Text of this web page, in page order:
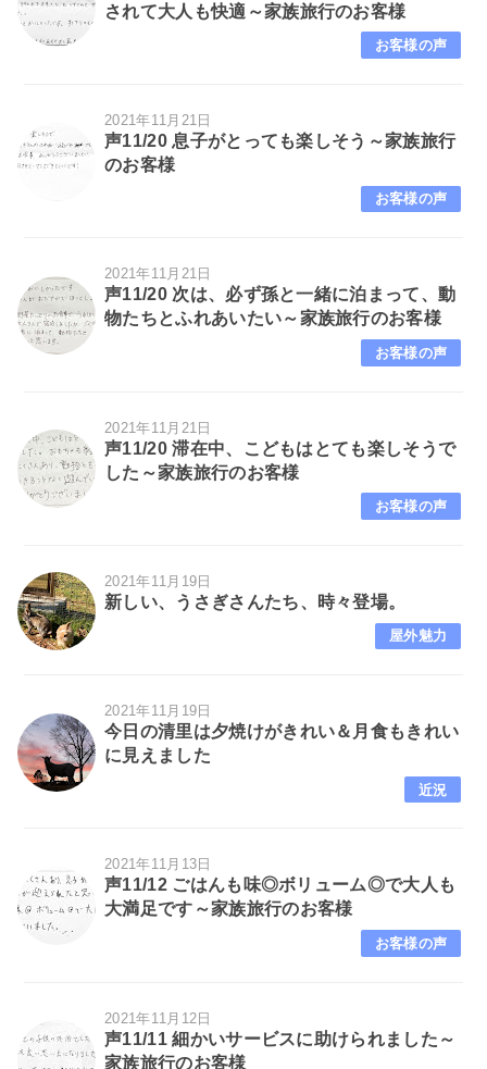
されて大人も快適～家族旅行のお客様
お客様の声
2021年11月21日
声11/20 息子がとっても楽しそう～家族旅行
のお客様
お客様の声
2021年11月21日
声11/20 次は、必ず孫と一緒に泊まって、動
物たちとふれあいたい～家族旅行のお客様
お客様の声
2021年11月21日
声11/20 滞在中、こどもはとても楽しそうで
した～家族旅行のお客様
お客様の声
2021年11月19日
新しい、うさぎさんたち、時々登場。
屋外魅力
2021年11月19日
今日の清里は夕焼けがきれい＆月食もきれい
に見えました
近況
2021年11月13日
声11/12 ごはんも味◎ボリューム◎で大人も
大満足です～家族旅行のお客様
お客様の声
2021年11月12日
声11/11 細かいサービスに助けられました～
家族旅行のお客様